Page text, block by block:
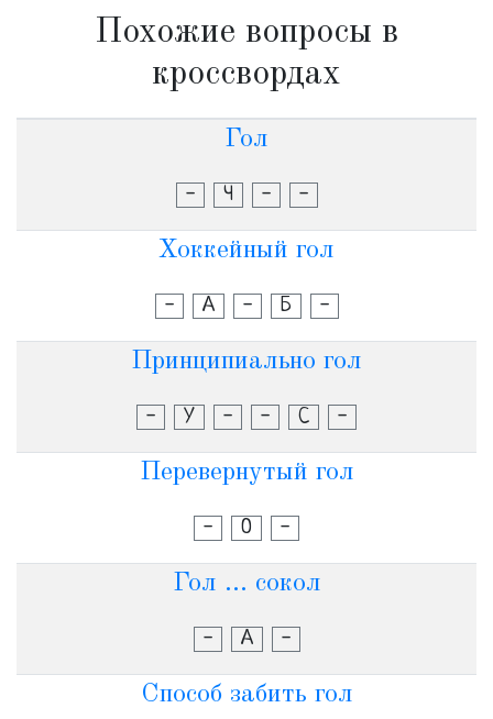
Похожие вопросы в
кроссвордах
Гол
- Ч - -
Хоккейный гол
- А - Б -
Принципиально гол
- У - - С -
Перевернутый гол
- О -
Гол ... сокол
- А -
Способ забить гол